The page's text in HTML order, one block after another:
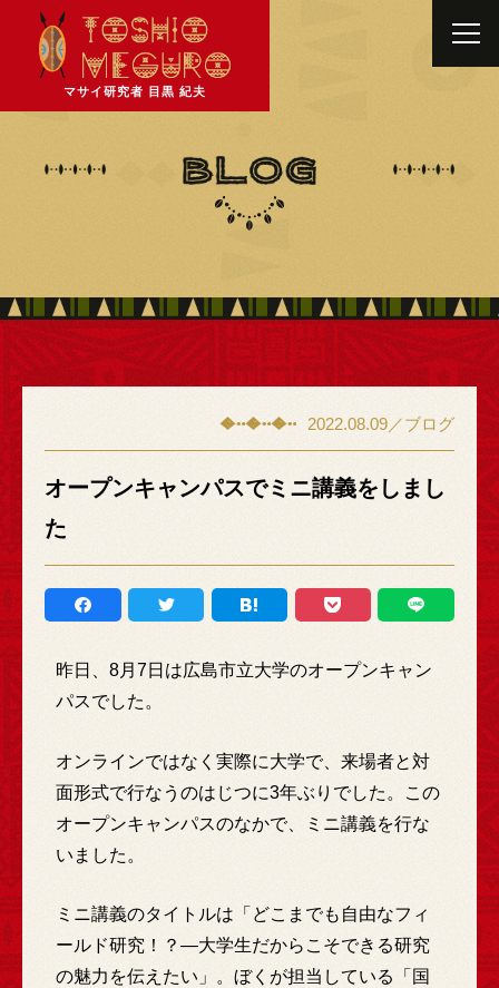
マサイ研究者 目黒 紀夫
2022.08.09／ブログ
オープンキャンパスでミニ講義をしまし
た
昨日、8月7日は広島市立大学のオープンキャン
パスでした。
オンラインではなく実際に大学で、来場者と対
面形式で行なうのはじつに3年ぶりでした。この
オープンキャンパスのなかで、ミニ講義を行な
いました。
ミニ講義のタイトルは「どこまでも自由なフィ
ールド研究！？―大学生だからこそできる研究
の魅力を伝えたい」。ぼくが担当している「国